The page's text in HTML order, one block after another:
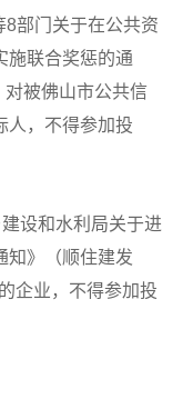
部门关于在公共资
施联合奖惩的通
被佛山市公共信
人，不得参加投
设和水利局关于进
知》（顺住建发
企业，不得参加投